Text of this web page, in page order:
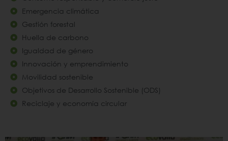
Emergencia climática
Gestión forestal
Huella de carbono
Igualdad de género
Innovación y emprendimiento
Movilidad sostenible
Objetivos de Desarrollo Sostenible (ODS)
Reciclaje y economía circular